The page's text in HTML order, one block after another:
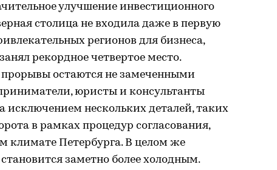
улучшение инвестиционного
столица не входила даже в первую
регионов для бизнеса,
рекордное четвертое место.
остаются не замеченными
юристы и консультанты
исключением нескольких деталей, таких
в рамках процедур согласования,
климате Петербурга. В целом же
заметно более холодным.